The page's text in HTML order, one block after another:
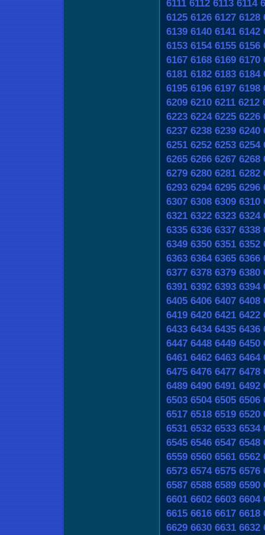
6111 6112 6113 6114
6125 6126 6127 6128
6139 6140 6141 6142
6153 6154 6155 6156
6167 6168 6169 6170
6181 6182 6183 6184
6195 6196 6197 6198
6209 6210 6211 6212
6223 6224 6225 6226
6237 6238 6239 6240
6251 6252 6253 6254
6265 6266 6267 6268
6279 6280 6281 6282
6293 6294 6295 6296
6307 6308 6309 6310
6321 6322 6323 6324
6335 6336 6337 6338
6349 6350 6351 6352
6363 6364 6365 6366
6377 6378 6379 6380
6391 6392 6393 6394
6405 6406 6407 6408
6419 6420 6421 6422
6433 6434 6435 6436
6447 6448 6449 6450
6461 6462 6463 6464
6475 6476 6477 6478
6489 6490 6491 6492
6503 6504 6505 6506
6517 6518 6519 6520
6531 6532 6533 6534
6545 6546 6547 6548
6559 6560 6561 6562
6573 6574 6575 6576
6587 6588 6589 6590
6601 6602 6603 6604
6615 6616 6617 6618
6629 6630 6631 6632